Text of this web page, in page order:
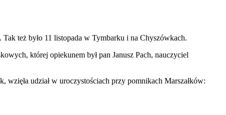
też było 11 listopada w Tymbarku i na Chyszówkach.
której opiekunem był pan Janusz Pach, nauczyciel
udział w uroczystościach przy pomnikach Marszałków: